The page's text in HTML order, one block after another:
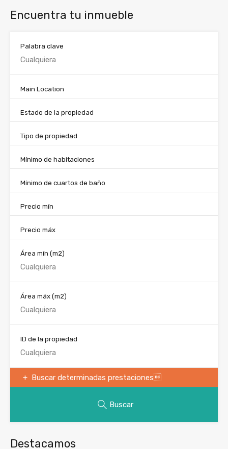
Encuentra tu inmueble
Palabra clave
Main Location
Estado de la propiedad
Tipo de propiedad
Mínimo de habitaciones
Mínimo de cuartos de baño
Precio mín
Precio máx
Área mín (m2)
Área máx (m2)
ID de la propiedad
Buscar determinadas prestaciones
Buscar
Destacamos